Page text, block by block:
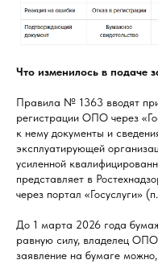
Что изменилось в подаче
Правила № 1363 вводят
регистрации ОПО через
к нему документы и
эксплуатирующей
усиленной
представляет в
через портал «Госуслуги»
До 1 марта 2026 года
равную силу, владелец
заявление на бумаге